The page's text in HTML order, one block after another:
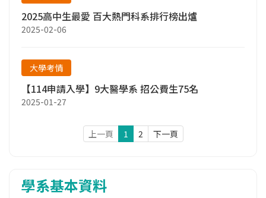
2025高中生最愛 百大熱門科系排行榜出爐
2025-02-06
大學考情
【114申請入學】9大醫學系 招公費生75名
2025-01-27
上一頁 1 2 下一頁
學系基本資料